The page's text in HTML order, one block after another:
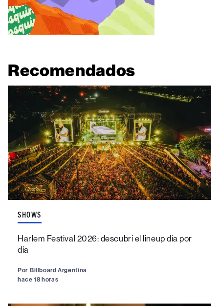
Recomendados
SHOWS
Harlem Festival 2026: descubrí el lineup día por
día
Por Billboard Argentina
hace 18 horas